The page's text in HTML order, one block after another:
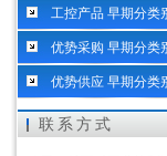
工控产品 早期分类
优势采购 早期分类
优势供应 早期分类
联系方式